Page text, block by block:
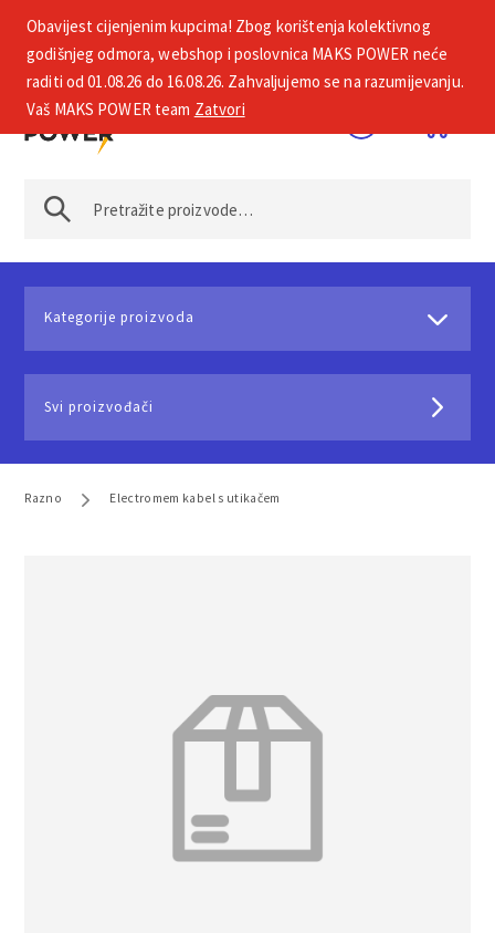
+385 1 2002 575
Kategorije proizvoda
Svi proizvođači
Razno Electromem kabel s utikačem
Obavijest cijenjenim kupcima! Zbog korištenja kolektivnog
godišnjeg odmora, webshop i poslovnica MAKS POWER neće
raditi od 01.08.26 do 16.08.26. Zahvaljujemo se na razumijevanju.
Vaš MAKS POWER team Zatvori